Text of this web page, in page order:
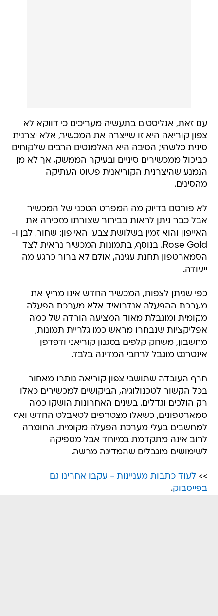
עם זאת, אנליסטים בתעשיה מעריכים כי דווקא לא
צפון קוריאה היא זו שייצרה את המכשיר, אלא יצרנית
סינית כלשהי; הסיבה היא האלמנטים הרבים שלקוחים
כביכול ממכשירים סיניים ובעיקר הממשק, אך לא מן
הנמנע שהיצרנית הקוריאנית פשוט העתיקה
מהסינים.
לא פורסם בדיוק מה המפרט הטכני של המכשיר
אבל כבר ניתן לראות בבירור שצורתו מזכירה את
האייפון והוא זמין בשלושת צבעי האייפון: שחור, לבן ו-
Rose Gold. בנוסף, בתמונות המכשיר נראית לצד
הסמארטפון תחנת עגינה, אולם לא ברור כרגע מה
ייעודה.
כפי שניתן לצפות, המכשיר החדש אינו מריץ את
מערכת ההפעלה אנדרואיד אלא מערכת הפעלה
מקומית ומוגבלת מאוד המציעה הורדה של כמה
אפליקציות שנבחרו מראש כמו גלריית תמונות,
מחשבון, משחק קלפים בסגנון קוריאני ודפדפן
אינטרנט מוגבל לרחבי המדינה בלבד.
חרף העובדה שתושבי צפון קוריאה נותרו מאחור
בכל הקשור לטכנולוגיה, הביקושים למכשירים כאלו
רק הולכים וגדלים. בשנים האחרונות הושקו כמה
סמארטפונים, כשאלו מצטרפים לטאבלט החדש ואף
למחשבים בעלי מערכת הפעלה מקומית. החומרה
לרוב אינה מתקדמת במיוחד אבל מספיקה
לשימושים מוגבלים שהמדינה מרשה.
>>לעוד כתבות מעניינות - עקבו אחרינו גם
בפייסבוק.